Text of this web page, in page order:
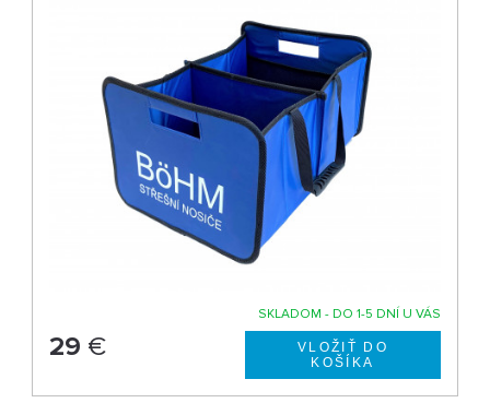
SKLADOM - DO 1-5 DNÍ U VÁS
29 €